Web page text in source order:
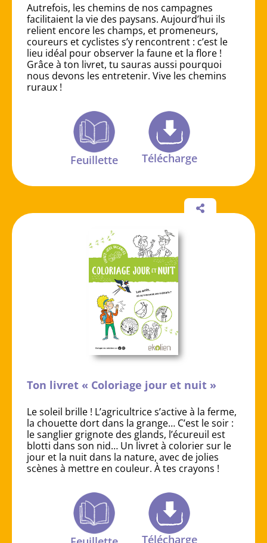
Autrefois, les chemins de nos campagnes
facilitaient la vie des paysans. Aujourd’hui ils
relient encore les champs, et promeneurs,
coureurs et cyclistes s’y rencontrent : c’est le
lieu idéal pour observer la faune et la flore !
Grâce à ton livret, tu sauras aussi pourquoi
nous devons les entretenir. Vive les chemins
ruraux !
Feuillette Télécharge
Ton livret « Coloriage jour et nuit »
Le soleil brille ! L’agricultrice s’active à la ferme,
la chouette dort dans la grange… C’est le soir :
le sanglier grignote des glands, l’écureuil est
blotti dans son nid… Un livret à colorier sur le
jour et la nuit dans la nature, avec de jolies
scènes à mettre en couleur. À tes crayons !
Télécharge